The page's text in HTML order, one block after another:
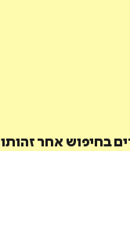
בחיפוש אחר